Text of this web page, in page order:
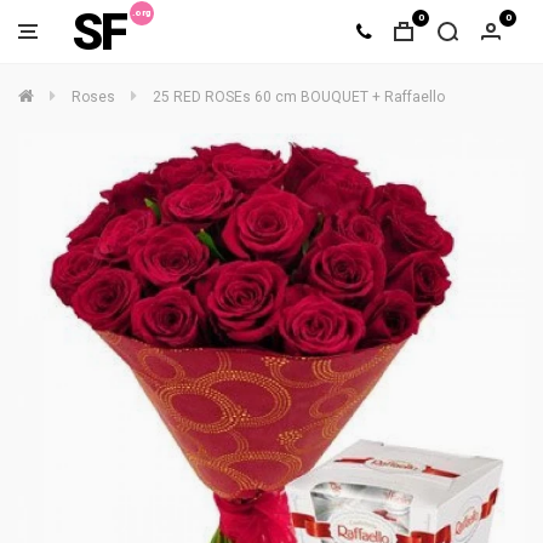
SF 0 0
Roses 25 RED ROSEs 60 cm BOUQUET + Raffaello